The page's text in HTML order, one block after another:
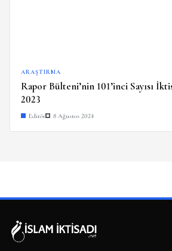
ARAŞTIRMA
Rapor Bülteni’nin 101’inci Sayısı
2023
Editör 8 Ağustos 2024